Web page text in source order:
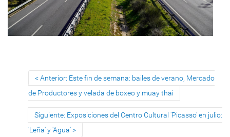
Anterior: Este fin de semana: bailes de verano, Mercado
de Productores y velada de boxeo y muay thai
Siguiente: Exposiciones del Centro Cultural 'Picasso' en julio:
'Leña' y 'Agua'